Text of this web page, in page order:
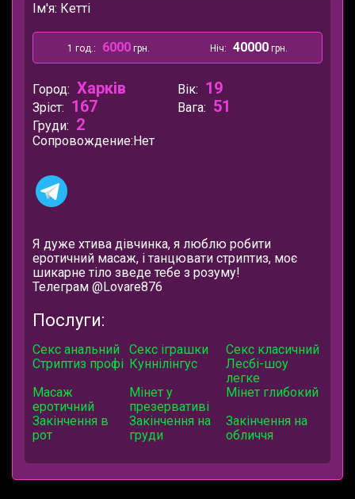
Ім'я: Кетті
1 год.: 6000 грн. Ніч: 40000 грн.
Город: Харків Вік: 19
Зріст: 167 Вага: 51
Груди: 2
Сопровождение:Нет
Я дуже хтива дівчинка, я люблю робити
еротичний масаж, і танцювати стриптиз, моє
шикарне тіло зведе тебе з розуму!
Телеграм @Lovare876
Послуги:
Секс анальний Секс іграшки
Секс класичний
Стриптиз профі Куннілінгус
Лесбі-шоу
легке
Масаж
еротичний
Мінет у
презервативі
Мінет глибокий
Закінчення в
рот
Закінчення на
груди
Закінчення на
обличчя